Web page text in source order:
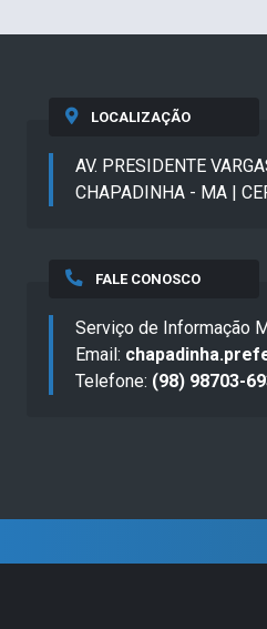
LOCALIZAÇÃO
AV. PRESIDENTE
CHAPADINHA - MA |
FALE CONOSCO
Serviço de Informação
Email:
Telefone: (98) 98703-